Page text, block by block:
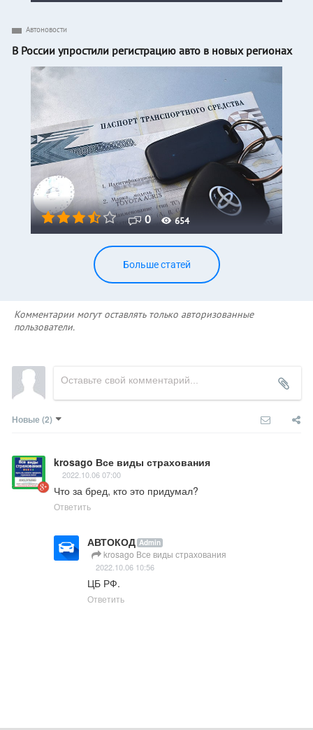
0 654
Автоновости
В России упростили регистрацию авто в новых регионах
Больше статей
Комментарии могут оставлять только авторизованные
пользователи.
Новые (2)
krosago Все виды страхования
2022.10.06 07:00
Что за бред, кто это придумал?
Ответить
АВТОКОД Admin
krosago Все виды страхования
2022.10.06 10:56
ЦБ РФ.
Ответить